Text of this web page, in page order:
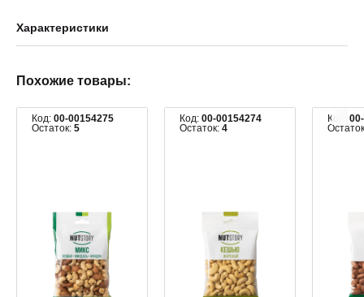
Характеристики
Похожие товары:
Код: 00-00154275
Остаток: 5
Код: 00-00154274
Остаток: 4
Код: